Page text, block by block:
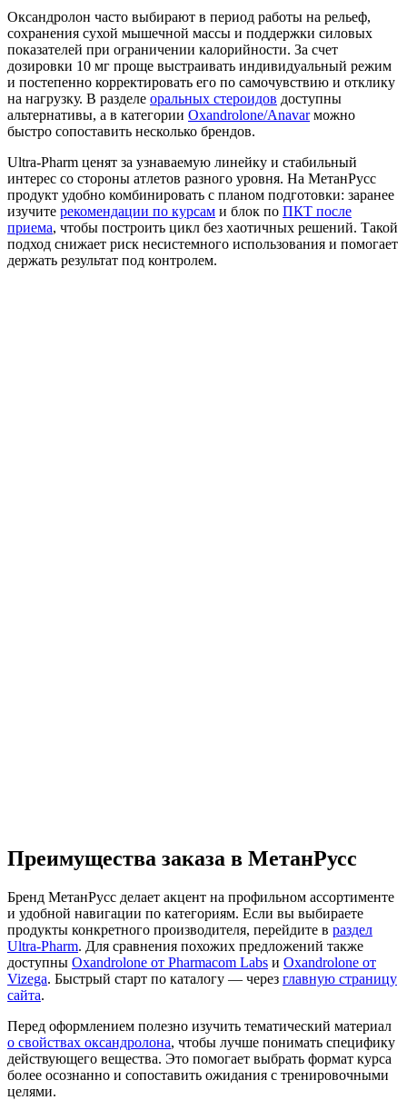
Оксандролон часто выбирают в период работы на рельеф,
сохранения сухой мышечной массы и поддержки силовых
показателей при ограничении калорийности. За счет
дозировки 10 мг проще выстраивать индивидуальный режим
и постепенно корректировать его по самочувствию и отклику
на нагрузку. В разделе оральных стероидов доступны
альтернативы, а в категории Oxandrolone/Anavarможно
быстро сопоставить несколько брендов.
Ultra-Pharm ценят за узнаваемую линейку и стабильный
интерес со стороны атлетов разного уровня. На МетанРусс
продукт удобно комбинировать с планом подготовки: заранее
изучите рекомендации по курсам и блок по ПКТ после
приема, чтобы построить цикл без хаотичных решений. Такой
подход снижает риск несистемного использования и помогает
держать результат под контролем.
Преимущества заказа в МетанРусс
Бренд МетанРусс делает акцент на профильном ассортименте
и удобной навигации по категориям. Если вы выбираете
продукты конкретного производителя, перейдите в раздел
Ultra-Pharm. Для сравнения похожих предложений также
доступны Oxandrolone от Pharmacom Labs и Oxandrolone от
Vizega. Быстрый старт по каталогу — через главную страницу
сайта.
Перед оформлением полезно изучить тематический материал
о свойствах оксандролона, чтобы лучше понимать специфику
действующего вещества. Это помогает выбрать формат курса
более осознанно и сопоставить ожидания с тренировочными
целями.